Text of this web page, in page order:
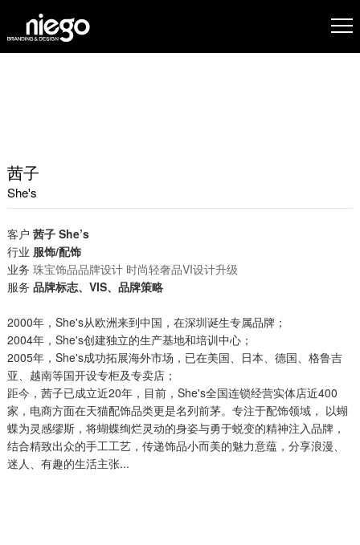
茜子
She's
客户 茜子 She’s
行业 服饰/配饰
业务 珠宝饰品品牌设计 时尚轻奢品VI设计升级
服务 品牌标志、VIS、品牌策略
2000年，She's从欧洲来到中国，在深圳诞生专属品牌；
2004年，She's创建独立的生产基地和培训中心；
2005年，She's成功拓展海外市场，已在美国、日本、德国、格鲁吉
亚、越南等国开设专柜及专卖店；
距今，茜子已成立近20年，目前，She's全国连锁经营实体店近400
家，电商方面在天猫配饰品类更是名列前茅。专注于配饰领域， 以蝴
蝶为灵感缪斯，将蝴蝶绚烂灵动的身姿与勇于蜕变的精神注入品牌，
结合精致出众的手工工艺，传递饰品小而美的魅力意蕴，分享浪漫、
迷人、有趣的生活主张...